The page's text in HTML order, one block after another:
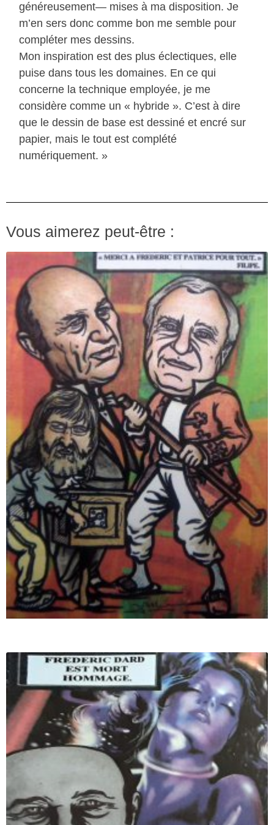
généreusement— mises à ma disposition. Je
m’en sers donc comme bon me semble pour
compléter mes dessins.
Mon inspiration est des plus éclectiques, elle
puise dans tous les domaines. En ce qui
concerne la technique employée, je me
considère comme un « hybride ». C’est à dire
que le dessin de base est dessiné et encré sur
papier, mais le tout est complété
numériquement. »
Vous aimerez peut-être :